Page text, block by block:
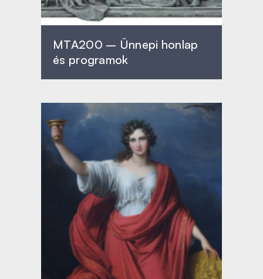
MTA200 – Ünnepi honlap
és programok